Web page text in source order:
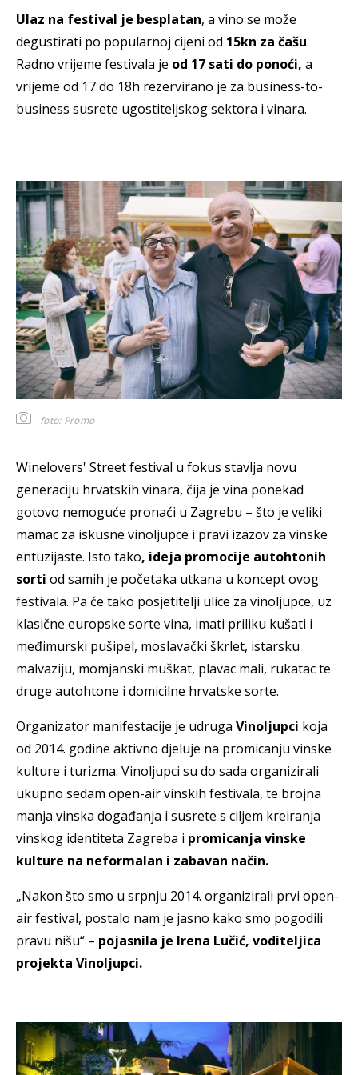
Ulaz na festival je besplatan, a vino se može
degustirati po popularnoj cijeni od 15kn za čašu.
Radno vrijeme festivala je od 17 sati do ponoći, a
vrijeme od 17 do 18h rezervirano je za business-to-
business susrete ugostiteljskog sektora i vinara.
foto: Promo
Winelovers' Street festival u fokus stavlja novu
generaciju hrvatskih vinara, čija je vina ponekad
gotovo nemoguće pronaći u Zagrebu – što je veliki
mamac za iskusne vinoljupce i pravi izazov za vinske
entuzijaste. Isto tako, ideja promocije autohtonih
sorti od samih je početaka utkana u koncept ovog
festivala. Pa će tako posjetitelji ulice za vinoljupce, uz
klasične europske sorte vina, imati priliku kušati i
međimurski pušipel, moslavački škrlet, istarsku
malvaziju, momjanski muškat, plavac mali, rukatac te
druge autohtone i domicilne hrvatske sorte.
Organizator manifestacije je udruga Vinoljupci koja
od 2014. godine aktivno djeluje na promicanju vinske
kulture i turizma. Vinoljupci su do sada organizirali
ukupno sedam open-air vinskih festivala, te brojna
manja vinska događanja i susrete s ciljem kreiranja
vinskog identiteta Zagreba i promicanja vinske
kulture na neformalan i zabavan način.
„Nakon što smo u srpnju 2014. organizirali prvi open-
air festival, postalo nam je jasno kako smo pogodili
pravu nišu“ – pojasnila je Irena Lučić, voditeljica
projekta Vinoljupci.